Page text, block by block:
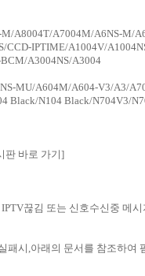
A8004T/A7004M/A6NS-M/
IPTIME/A1004V/
A3004NS/A3004
MU/A604M/A604-V3/A3/
N104 Black/N704V3/
판 바로 가기]
끊김 또는 신호수신중 메
패시,아래의 문서를 참조하여